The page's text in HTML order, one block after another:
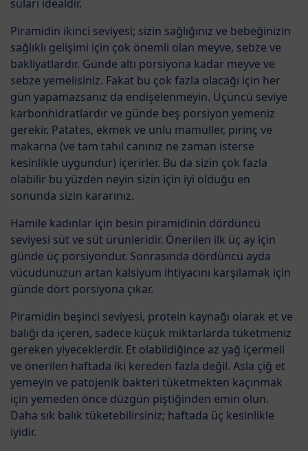
suları idealdir.
Piramidin ikinci seviyesi; sizin sağlığınız ve bebeğinizin
sağlıklı gelişimi için çok önemli olan meyve, sebze ve
bakliyatlardır. Günde altı porsiyona kadar meyve ve
sebze yemelisiniz. Fakat bu çok fazla olacağı için her
gün yapamazsanız da endişelenmeyin. Üçüncü seviye
karbonhidratlardır ve günde beş porsiyon yemeniz
gerekir. Patates, ekmek ve unlu mamüller, pirinç ve
makarna (ve tam tahıl canınız ne zaman isterse
kesinlikle uygundur) içerirler. Bu da sizin çok fazla
olabilir bu yüzden neyin sizin için iyi olduğu en
sonunda sizin kararınız.
Hamile kadınlar için besin piramidinin dördüncü
seviyesi süt ve süt ürünleridir. Önerilen ilk üç ay için
günde üç porsiyondur. Sonrasında dördüncü ayda
vücudunuzun artan kalsiyum ihtiyacını karşılamak için
günde dört porsiyona çıkar.
Piramidin beşinci seviyesi, protein kaynağı olarak et ve
balığı da içeren, sadece küçük miktarlarda tüketmeniz
gereken yiyeceklerdir. Et olabildiğince az yağ içermeli
ve önerilen haftada iki kereden fazla değil. Asla çiğ et
yemeyin ve patojenik bakteri tüketmekten kaçınmak
için yemeden önce düzgün piştiğinden emin olun.
Daha sık balık tüketebilirsiniz; haftada üç kesinlikle
iyidir.